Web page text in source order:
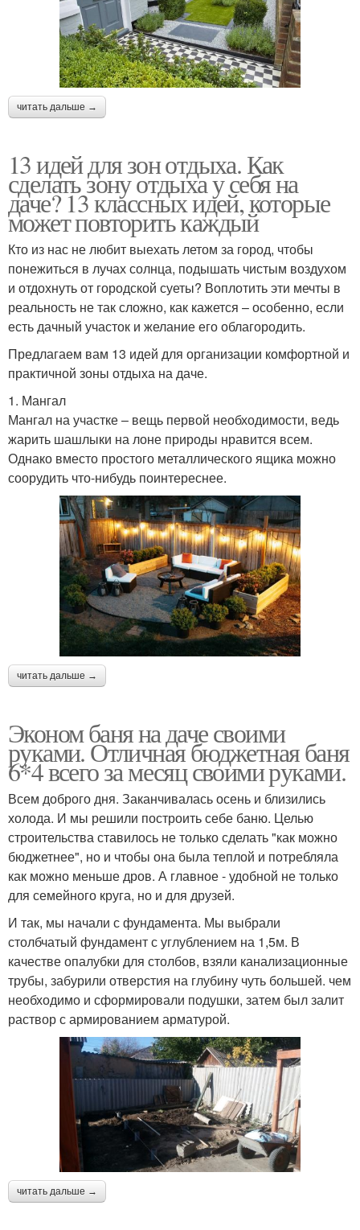
читать дальше →
13 идей для зон отдыха. Как
сделать зону отдыха у себя на
даче? 13 классных идей, которые
может повторить каждый
Кто из нас не любит выехать летом за город, чтобы
понежиться в лучах солнца, подышать чистым воздухом
и отдохнуть от городской суеты? Воплотить эти мечты в
реальность не так сложно, как кажется – особенно, если
есть дачный участок и желание его облагородить.
Предлагаем вам 13 идей для организации комфортной и
практичной зоны отдыха на даче.
1. Мангал
Мангал на участке – вещь первой необходимости, ведь
жарить шашлыки на лоне природы нравится всем.
Однако вместо простого металлического ящика можно
соорудить что-нибудь поинтереснее.
читать дальше →
Эконом баня на даче своими
руками. Отличная бюджетная баня
6*4 всего за месяц своими руками.
Всем доброго дня. Заканчивалась осень и близились
холода. И мы решили построить себе баню. Целью
строительства ставилось не только сделать "как можно
бюджетнее", но и чтобы она была теплой и потребляла
как можно меньше дров. А главное - удобной не только
для семейного круга, но и для друзей.
И так, мы начали с фундамента. Мы выбрали
столбчатый фундамент с углублением на 1,5м. В
качестве опалубки для столбов, взяли канализационные
трубы, забурили отверстия на глубину чуть большей. чем
необходимо и сформировали подушки, затем был залит
раствор с армированием арматурой.
читать дальше →